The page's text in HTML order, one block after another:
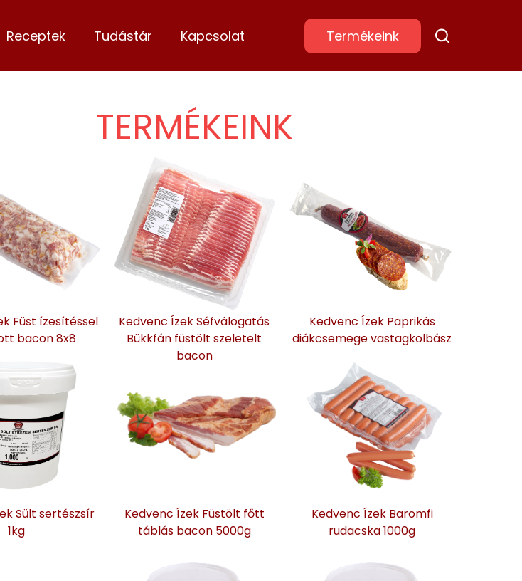
Receptek Tudástár Kapcsolat Termékeink
TERMÉKEINK
Füst ízesítéssel
bacon 8x8
Kedvenc Ízek Séfválogatás
Bükkfán füstölt szeletelt
bacon
Kedvenc Ízek Paprikás
diákcsemege vastagkolbász
Sült sertészsír
1kg
Kedvenc Ízek Füstölt főtt
táblás bacon 5000g
Kedvenc Ízek Baromfi
rudacska 1000g